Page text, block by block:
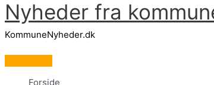
Gå
til
indholdet
Nyheder fra
KommuneNyheder.dk
Hovedmenu
Forside